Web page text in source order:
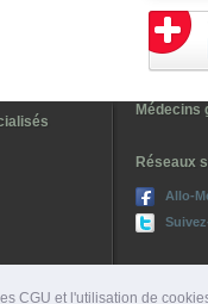
CGU et l'utilisation de
Médecins
Réseaux
Allo-